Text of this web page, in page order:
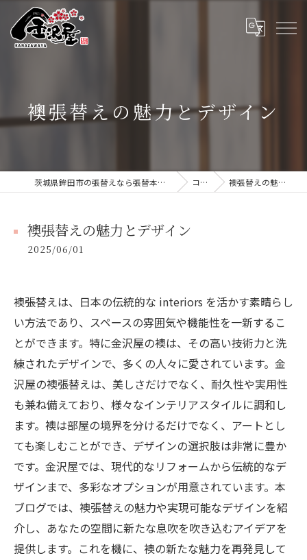
襖張替えの魅力とデザイン
茨城県鉾田市の張替えなら張替本舗 金沢屋 大洗・鹿嶋店 コラム 襖張替えの魅力とデザイン
襖張替えの魅力とデザイン
2025/06/01
襖張替えは、日本の伝統的な interiors を活かす素晴らし
い方法であり、スペースの雰囲気や機能性を一新するこ
とができます。特に金沢屋の襖は、その高い技術力と洗
練されたデザインで、多くの人々に愛されています。金
沢屋の襖張替えは、美しさだけでなく、耐久性や実用性
も兼ね備えており、様々なインテリアスタイルに調和し
ます。襖は部屋の境界を分けるだけでなく、アートとし
ても楽しむことができ、デザインの選択肢は非常に豊か
です。金沢屋では、現代的なリフォームから伝統的なデ
ザインまで、多彩なオプションが用意されています。本
ブログでは、襖張替えの魅力や実現可能なデザインを紹
介し、あなたの空間に新たな息吹を吹き込むアイデアを
提供します。これを機に、襖の新たな魅力を再発見して